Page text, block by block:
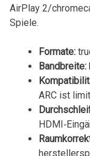
AirPlay 2/
Spiele.
Formate:
Bandbreite:
ARC ist